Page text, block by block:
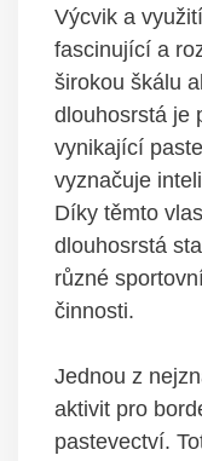
Výcvik a
fascinující a
širokou škálu
dlouhosrstá je
vynikající
vyznačuje
Díky těmto
dlouhosrstá
různé
činnosti.
Jednou z
aktivit pro
pastevectví.